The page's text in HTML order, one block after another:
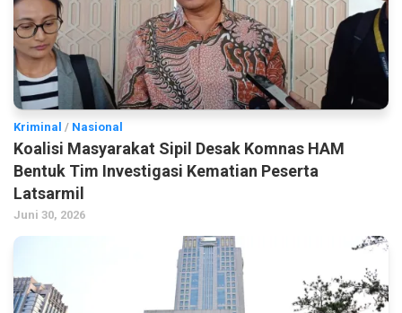
Kriminal / Nasional
Koalisi Masyarakat Sipil Desak Komnas HAM
Bentuk Tim Investigasi Kematian Peserta
Latsarmil
Juni 30, 2026